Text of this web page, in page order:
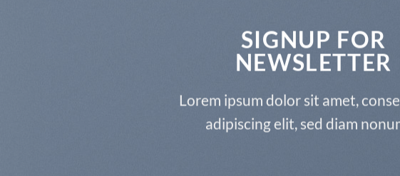
SIGNUP FOR
NEWSLETTER
Lorem ipsum dolor sit amet,
adipiscing elit, sed diam